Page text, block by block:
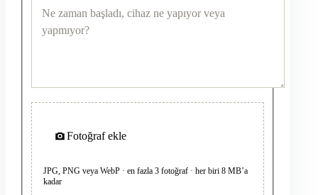
Fotoğraf ekle
JPG, PNG veya WebP · en fazla 3 fotoğraf · her biri 8 MB’a
kadar